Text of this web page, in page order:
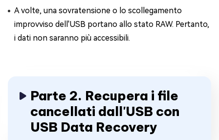
A volte, una sovratensione o lo scollegamento
improvviso dell'USB portano allo stato RAW. Pertanto,
i dati non saranno più accessibili.
Parte 2. Recupera i file
cancellati dall'USB con
USB Data Recovery